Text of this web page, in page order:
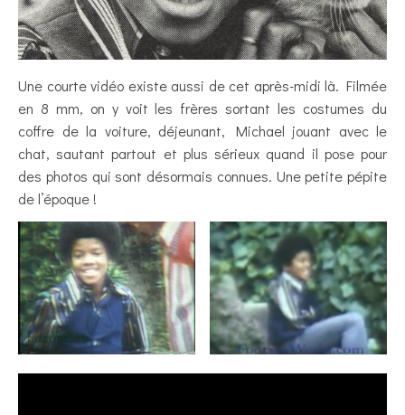
Une courte vidéo existe aussi de cet après-midi là. Filmée
en 8 mm, on y voit les frères sortant les costumes du
coffre de la voiture, déjeunant, Michael jouant avec le
chat, sautant partout et plus sérieux quand il pose pour
des photos qui sont désormais connues. Une petite pépite
de l’époque !